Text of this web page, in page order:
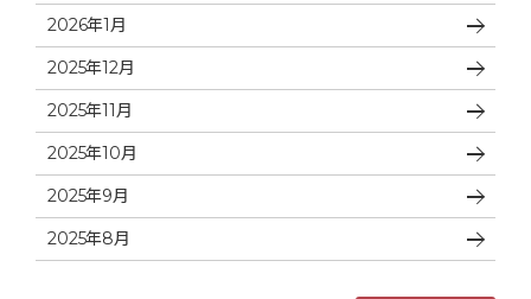
2026年1月
2025年12月
2025年11月
2025年10月
2025年9月
2025年8月